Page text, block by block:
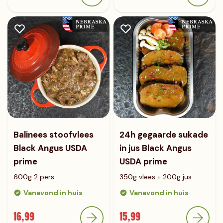
Balinees stoofvlees
Black Angus USDA
prime
600g 2 pers
Vanavond in huis
16,99
24h gegaarde sukade
in jus Black Angus
USDA prime
350g vlees + 200g jus
Vanavond in huis
15,99